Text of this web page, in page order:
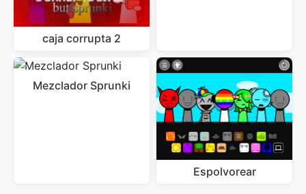
caja corrupta 2
Mezclador Sprunki
Espolvorear